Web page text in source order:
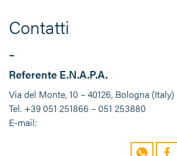
Contatti
–
Referente E.N.A.P.A.
Via del Monte, 10 – 40126, Bologna (Italy)
Tel. +39 051 251866 – 051 253880
E-mail: